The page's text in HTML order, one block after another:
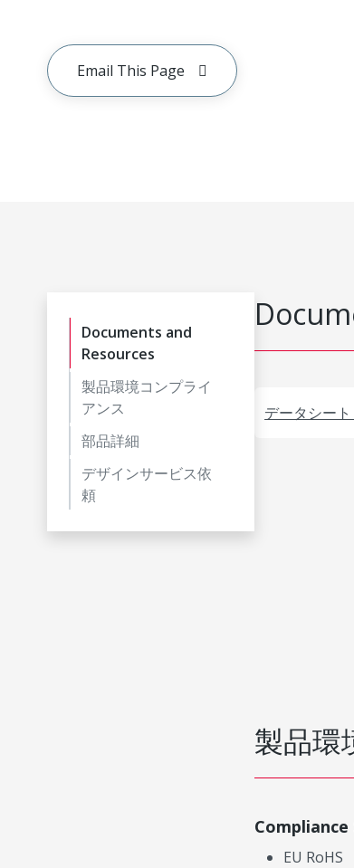
Email This Page
Documents and
Resources
製品環境コンプライ
アンス
部品詳細
デザインサービス依
頼
データシート
製品環
EU RoHS